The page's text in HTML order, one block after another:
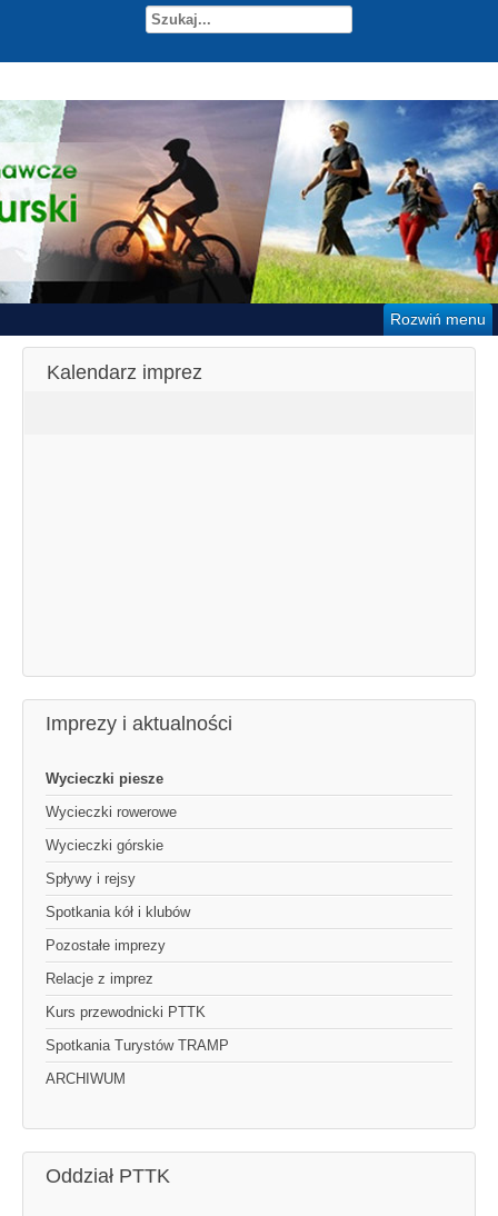
Rozwiń menu
Kalendarz imprez
Imprezy i aktualności
Wycieczki piesze
Wycieczki rowerowe
Wycieczki górskie
Spływy i rejsy
Spotkania kół i klubów
Pozostałe imprezy
Relacje z imprez
Kurs przewodnicki PTTK
Spotkania Turystów TRAMP
ARCHIWUM
Oddział PTTK